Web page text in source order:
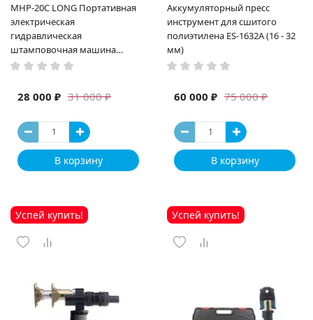
MHP-20C LONG Портативная
электрическая
гидравлическая
штамповочная машина
высокая мощность и мощный
машина
31 000 ₽
28 000 ₽
В корзину
Аккумуляторный пресс
инструмент для сшитого
полиэтилена ES-1632A (16 - 32
мм)
75 000 ₽
60 000 ₽
В корзину
Успей купить! Успей купить!